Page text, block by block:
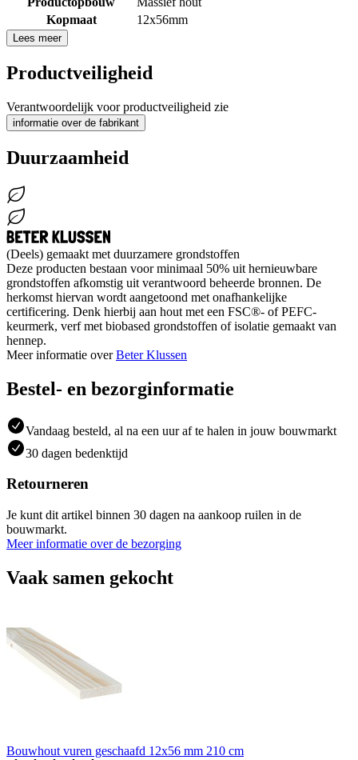
Kopmaat
12x56mm
Lees meer
Productveiligheid
Verantwoordelijk voor productveiligheid zie
informatie over de fabrikant
Duurzaamheid
(Deels) gemaakt met duurzamere grondstoffen
Deze producten bestaan voor minimaal 50% uit hernieuwbare
grondstoffen afkomstig uit verantwoord beheerde bronnen. De
herkomst hiervan wordt aangetoond met onafhankelijke
certificering. Denk hierbij aan hout met een FSC®- of PEFC-
keurmerk, verf met biobased grondstoffen of isolatie gemaakt van
hennep.
Meer informatie overBeter Klussen
Bestel- en bezorginformatie
Vandaag besteld, al na een uur af te halen in jouw bouwmarkt
30 dagen bedenktijd
Retourneren
Je kunt dit artikel binnen 30 dagen na aankoop ruilen in de
bouwmarkt.
Meer informatie over de bezorging
Vaak samen gekocht
Bouwhout vuren geschaafd 12x56 mm 210 cm